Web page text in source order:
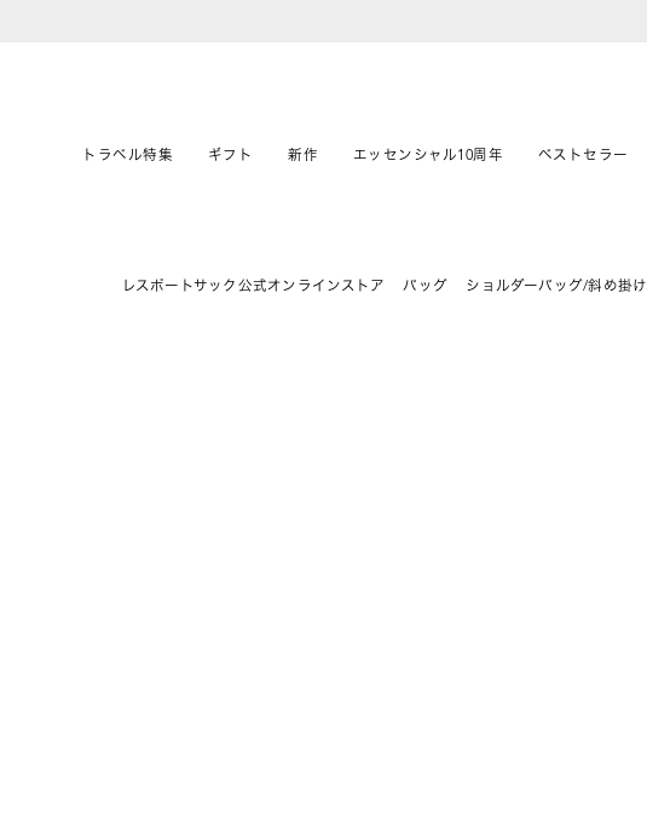
トラベル特集 ギフト 新作 エッセンシャル10周年 ベストセラー
レスポートサック公式オンラインストア バッグ ショルダーバッグ/斜め掛け